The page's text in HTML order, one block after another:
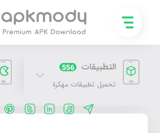
التطبيقات 556
تحميل تطبيقات مهكرة